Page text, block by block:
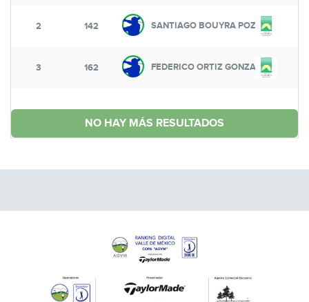
2 142 SANTIAGO BOUYRA POZO
3 162 FEDERICO ORTIZ GONZALEZ
NO HAY MÁS RESULTADOS